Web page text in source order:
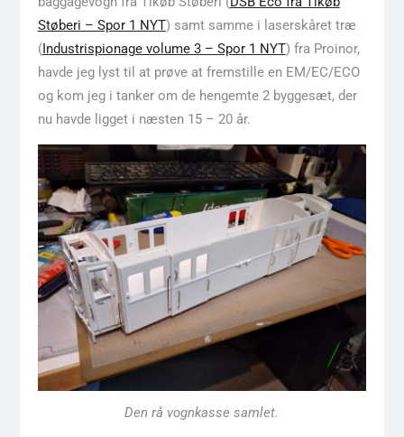
Støberi – Spor 1 NYT) samt samme i laserskåret træ
(Industrispionage volume 3 – Spor 1 NYT) fra Proinor,
havde jeg lyst til at prøve at fremstille en EM/EC/ECO
og kom jeg i tanker om de hengemte 2 byggesæt, der
nu havde ligget i næsten 15 – 20 år.
Den rå vognkasse samlet.